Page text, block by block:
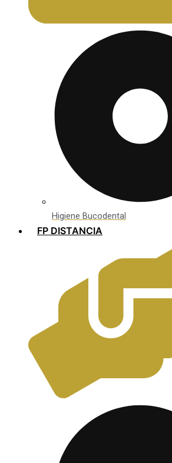
Higiene Bucodental
FP DISTANCIA